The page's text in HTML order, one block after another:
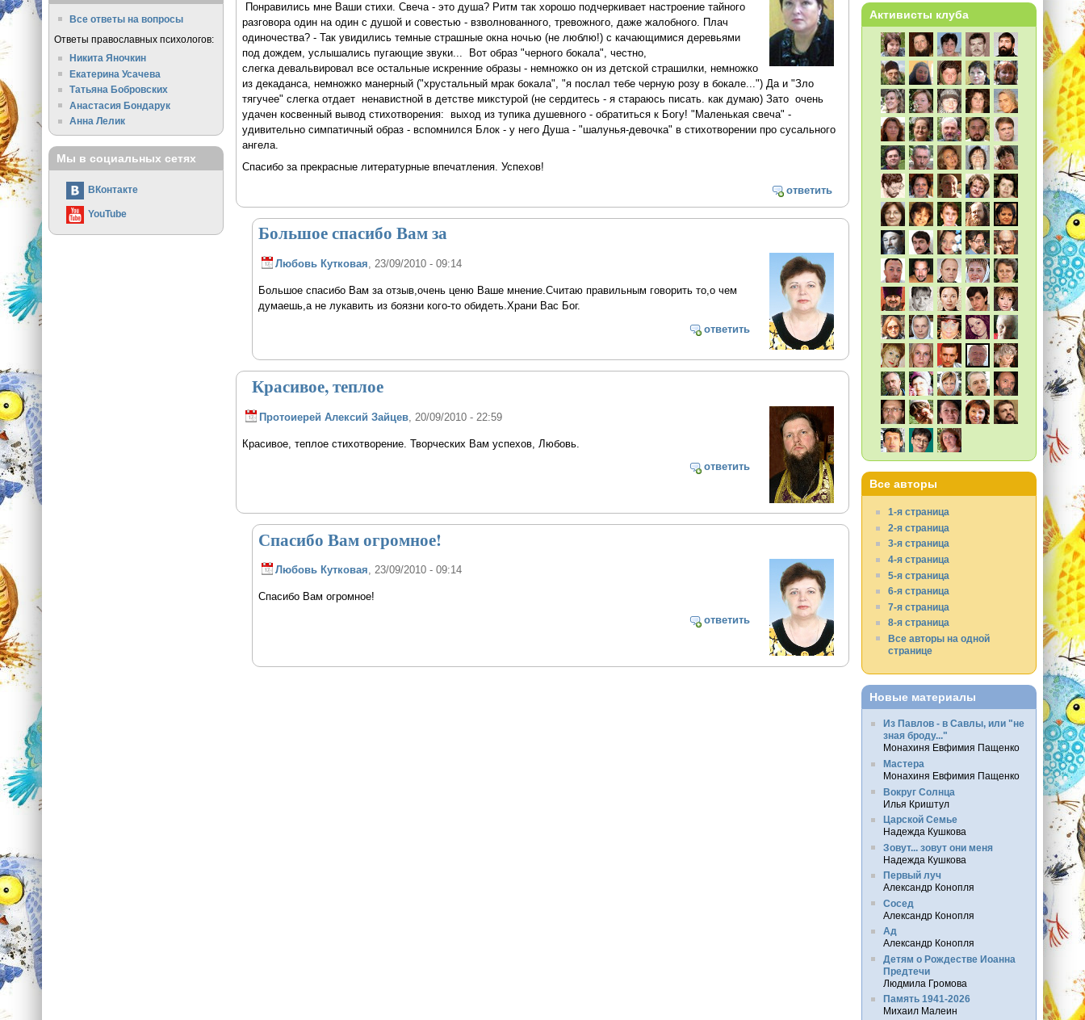
Понравились мне Ваши стихи. Свеча - это душа? Ритм так хорошо подчеркивает настроение тайного
разговора один на один с душой и совестью - взволнованного, тревожного, даже жалобного. Плач
одиночества? - Так увидились темные страшные окна ночью (не люблю!) с качающимися деревьями
под дождем, услышались пугающие звуки... Вот образ "черного бокала", честно,
слегка девальвировал все остальные искренние образы - немножко он из детской страшилки, немножко
из декаданса, немножко манерный ("хрустальный мрак бокала", "я послал тебе черную розу в бокале...") Да и "Зло
тягучее" слегка отдает ненавистной в детстве микстурой (не сердитесь - я стараюсь писать. как думаю) Зато очень
удачен косвенный вывод стихотворения: выход из тупика душевного - обратиться к Богу! "Маленькая свеча" -
удивительно симпатичный образ - вспомнился Блок - у него Душа - "шалунья-девочка" в стихотворении про сусального
ангела.
Спасибо за прекрасные литературные впечатления. Успехов!
ответить
Большое спасибо Вам за
Любовь Кутковая, 23/09/2010 - 09:14
Большое спасибо Вам за отзыв,очень ценю Ваше мнение.Считаю правильным говорить то,о чем
думаешь,а не лукавить из боязни кого-то обидеть.Храни Вас Бог.
ответить
Красивое, теплое
Протоиерей Алексий Зайцев, 20/09/2010 - 22:59
Красивое, теплое стихотворение. Творческих Вам успехов, Любовь.
ответить
Спасибо Вам огромное!
Любовь Кутковая, 23/09/2010 - 09:14
Спасибо Вам огромное!
ответить
Все ответы на вопросы
Ответы православных психологов:
Никита Яночкин
Екатерина Усачева
Татьяна Бобровских
Анастасия Бондарук
Анна Лелик
Мы в социальных сетях
ВКонтакте
YouTube
Активисты клуба
Все авторы
1-я страница
2-я страница
3-я страница
4-я страница
5-я страница
6-я страница
7-я страница
8-я страница
Все авторы на одной
странице
Новые материалы
Из Павлов - в Савлы, или "не
зная броду..."
Монахиня Евфимия Пащенко
Мастера
Монахиня Евфимия Пащенко
Вокруг Солнца
Илья Криштул
Царской Семье
Надежда Кушкова
Зовут... зовут они меня
Надежда Кушкова
Первый луч
Александр Конопля
Сосед
Александр Конопля
Ад
Александр Конопля
Детям о Рождестве Иоанна
Предтечи
Людмила Громова
Память 1941-2026
Михаил Малеин